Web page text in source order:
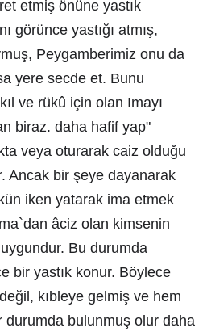
etmiş önüne yastık
görünce yastığı atmış,
Peygamberimiz onu da
yere secde et. Bunu
ve rükû için olan Imayı
biraz. daha hafif yap"
veya oturarak caiz olduğu
Ancak bir şeye dayanarak
iken yatarak ima etmek
âciz olan kimsenin
Bu durumda
bir yastık konur. Böylece
kıbleye gelmiş ve hem
durumda bulunmuş olur daha